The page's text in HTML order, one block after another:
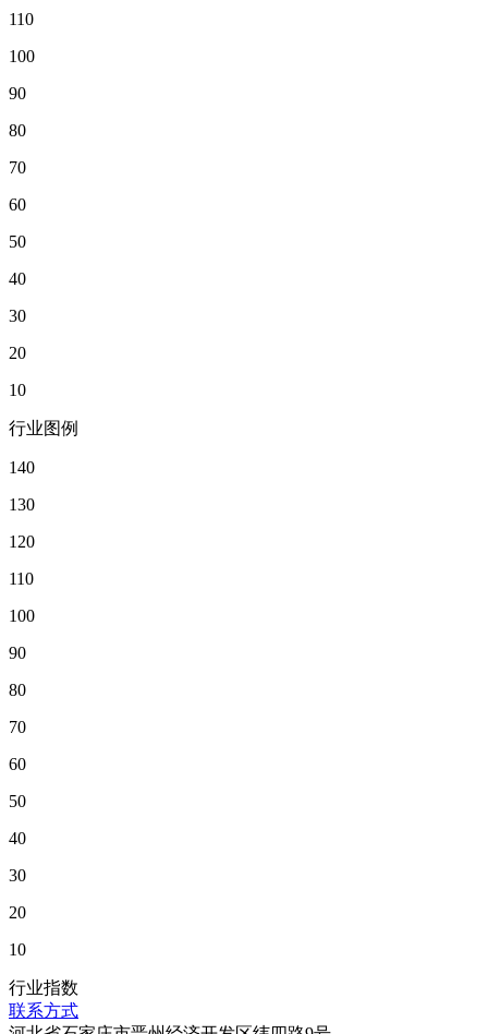
110
100
90
80
70
60
50
40
30
20
10
行业图例
140
130
120
110
100
90
80
70
60
50
40
30
20
10
行业指数
联系方式